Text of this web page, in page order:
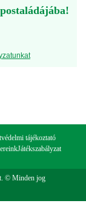
tájékoztató
Játékszabályzat
© Minden jog